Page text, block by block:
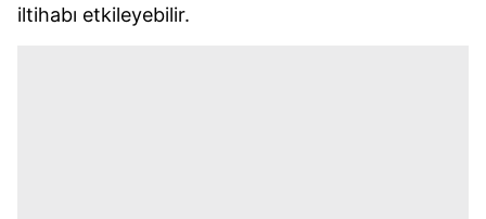
iltihabı etkileyebilir.